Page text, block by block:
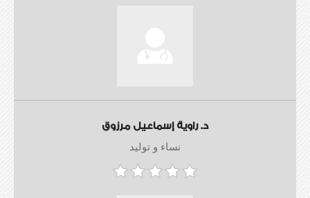
د. راوية إسماعيل مرزوق
نساء و توليد